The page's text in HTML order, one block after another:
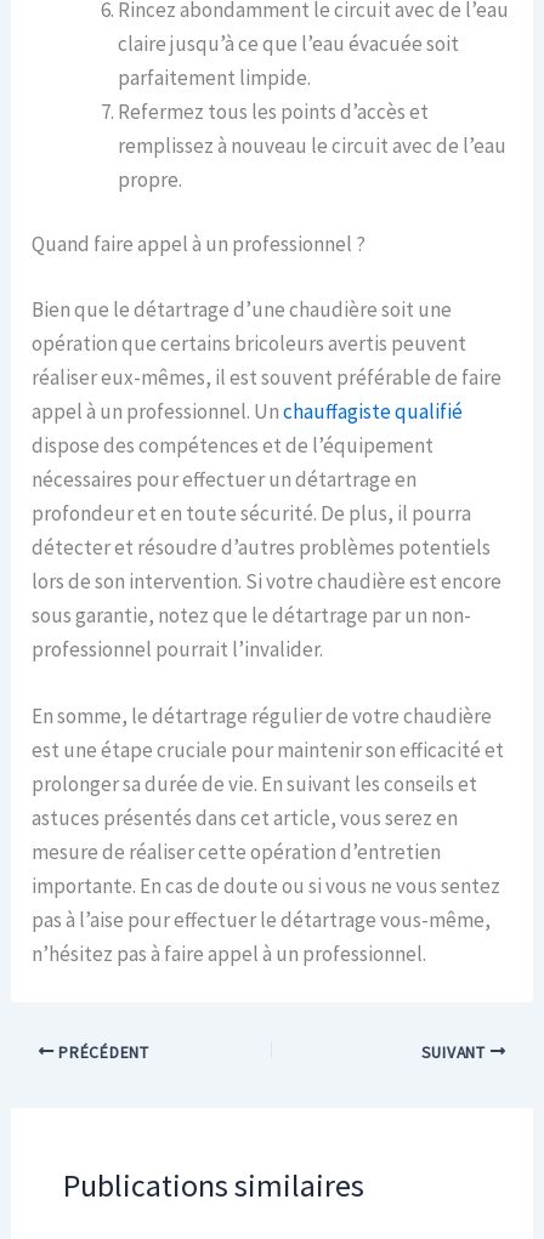
Rincez abondamment le circuit avec de l’eau
claire jusqu’à ce que l’eau évacuée soit
parfaitement limpide.
Refermez tous les points d’accès et
remplissez à nouveau le circuit avec de l’eau
propre.
Quand faire appel à un professionnel ?
Bien que le détartrage d’une chaudière soit une
opération que certains bricoleurs avertis peuvent
réaliser eux-mêmes, il est souvent préférable de faire
appel à un professionnel. Unchauffagiste qualifié
dispose des compétences et de l’équipement
nécessaires pour effectuer un détartrage en
profondeur et en toute sécurité. De plus, il pourra
détecter et résoudre d’autres problèmes potentiels
lors de son intervention. Si votre chaudière est encore
sous garantie, notez que le détartrage par un non-
professionnel pourrait l’invalider.
En somme, le détartrage régulier de votre chaudière
est une étape cruciale pour maintenir son efficacité et
prolonger sa durée de vie. En suivant les conseils et
astuces présentés dans cet article, vous serez en
mesure de réaliser cette opération d’entretien
importante. En cas de doute ou si vous ne vous sentez
pas à l’aise pour effectuer le détartrage vous-même,
n’hésitez pas à faire appel à un professionnel.
PRÉCÉDENT SUIVANT
Publications similaires